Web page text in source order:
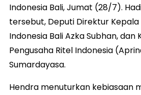
Indonesia Bali, Jumat (28/7).
tersebut, Deputi Direktur Kepala
Indonesia Bali Azka Subhan, dan
Pengusaha Ritel Indonesia
Sumardayasa.
Hendra menuturkan kebiasaan